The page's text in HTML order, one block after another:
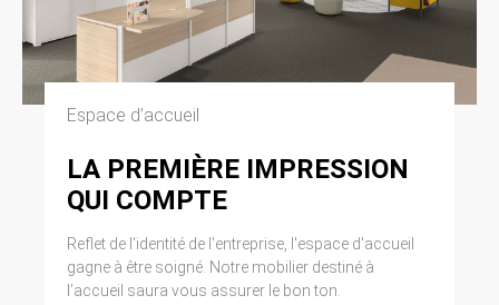
Espace d’accueil
LA PREMIÈRE IMPRESSION
QUI COMPTE
Reflet de l'identité de l'entreprise, l'espace d'accueil
gagne à être soigné. Notre mobilier destiné à
l’accueil saura vous assurer le bon ton.